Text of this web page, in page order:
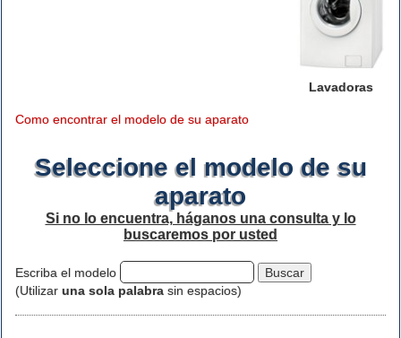
Lavadoras
Como encontrar el modelo de su aparato
Seleccione el modelo de su
aparato
Si no lo encuentra, háganos una consulta y lo
buscaremos por usted
Escriba el modelo
(Utilizar una sola palabra sin espacios)